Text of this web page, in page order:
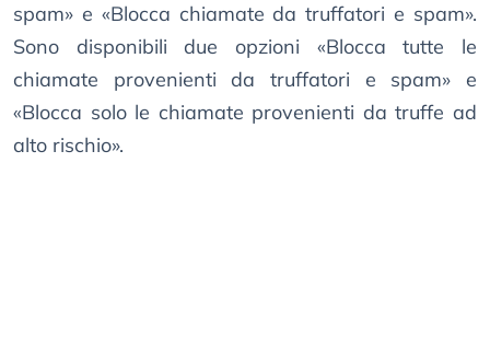
spam» e «Blocca chiamate da truffatori e spam».
Sono disponibili due opzioni «Blocca tutte le
chiamate provenienti da truffatori e spam» e
«Blocca solo le chiamate provenienti da truffe ad
alto rischio».